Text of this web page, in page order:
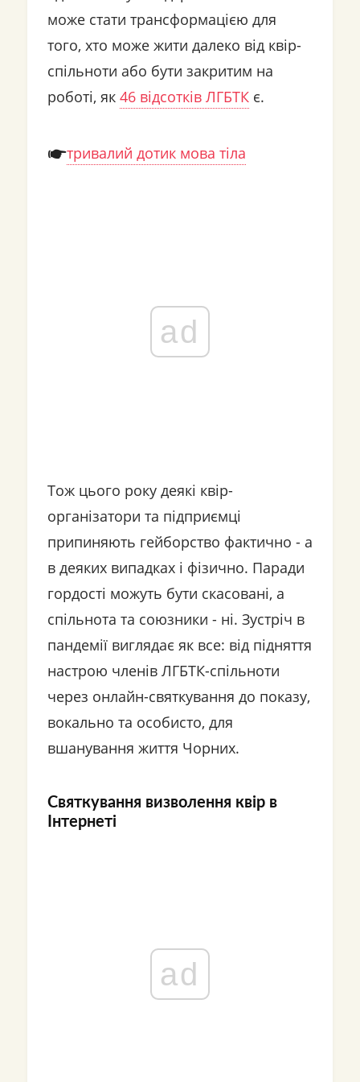
може стати трансформацією для
того, хто може жити далеко від квір-
спільноти або бути закритим на
роботі, як 46 відсотків ЛГБТКє.
тривалий дотик мова тіла
ad
Тож цього року деякі квір-
організатори та підприємці
припиняють гейборство фактично - а
в деяких випадках і фізично. Паради
гордості можуть бути скасовані, а
спільнота та союзники - ні. Зустріч в
пандемії виглядає як все: від підняття
настрою членів ЛГБТК-спільноти
через онлайн-святкування до показу,
вокально та особисто, для
вшанування життя Чорних.
Святкування визволення квір в
Інтернеті
ad